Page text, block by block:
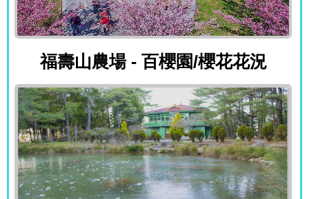
福壽山農場 - 百櫻園/櫻花花況
福壽山農場 - 百櫻園/櫻花花況